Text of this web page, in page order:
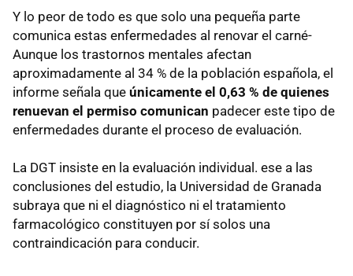
Y lo peor de todo es que solo una pequeña parte
comunica estas enfermedades al renovar el carné-
Aunque los trastornos mentales afectan
aproximadamente al 34 % de la población española, el
informe señala que únicamente el 0,63 % de quienes
renuevan el permiso comunican padecer este tipo de
enfermedades durante el proceso de evaluación.
La DGT insiste en la evaluación individual. ese a las
conclusiones del estudio, la Universidad de Granada
subraya que ni el diagnóstico ni el tratamiento
farmacológico constituyen por sí solos una
contraindicación para conducir.